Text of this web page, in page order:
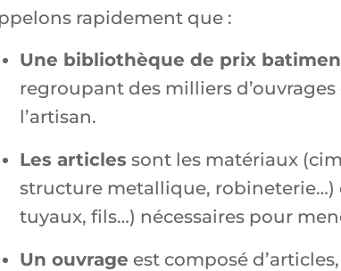
rapidement que :
Une bibliothèque de prix
regroupant des milliers
l’artisan.
Les articles sont les matériaux
structure metallique, robineterie…)
tuyaux, fils…) nécessaires pour
Un ouvrage est composé